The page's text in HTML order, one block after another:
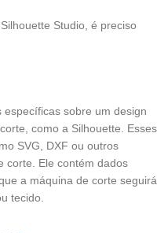
Studio, é preciso
sobre um design
como a Silhouette. Esses
SVG, DXF ou outros
corte. Ele contém dados
a máquina de corte seguirá
tecido.